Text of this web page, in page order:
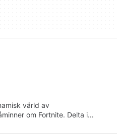
värld av
om Fortnite. Delta i…